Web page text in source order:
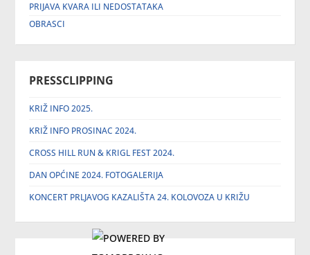
PRIJAVA KVARA ILI NEDOSTATAKA
OBRASCI
PRESSCLIPPING
KRIŽ INFO 2025.
KRIŽ INFO PROSINAC 2024.
CROSS HILL RUN & KRIGL FEST 2024.
DAN OPĆINE 2024. FOTOGALERIJA
KONCERT PRLJAVOG KAZALIŠTA 24. KOLOVOZA U KRIŽU